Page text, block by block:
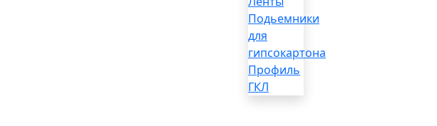
Подьемники
для
гипсокартона
Профиль
ГКЛ